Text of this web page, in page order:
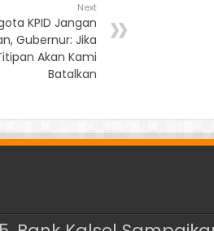
Next
KPID Jangan
Gubernur: Jika
Akan Kami
Batalkan